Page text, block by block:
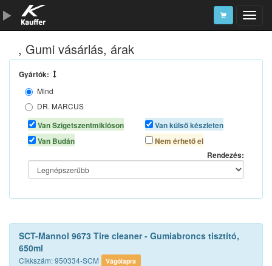
Szerszámkatalógus
Kosár
Alkatrészek
, Gumi vásárlás, árak
Gyártók:
Mind
DR. MARCUS
K2
MOTIP
SONAX
TURTLE WAX
Van Szigetszentmiklóson
Van Budán
Van külső készleten
Nem érhető el
Rendezés:
SCT-Mannol 9673 Tire cleaner - Gumiabroncs tisztító,
650ml
Cikkszám: 950334-SCM Vágólapra